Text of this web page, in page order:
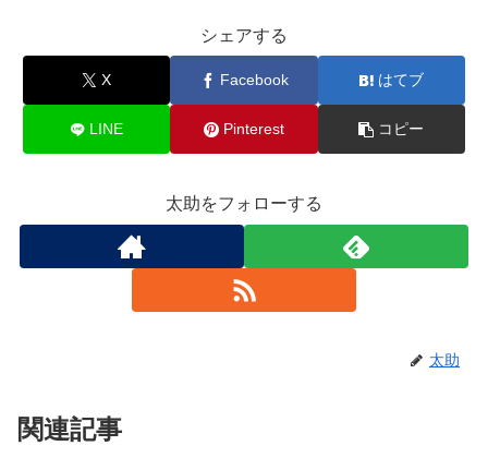
シェアする
X Facebook はてブ
LINE Pinterest コピー
太助をフォローする
太助
関連記事